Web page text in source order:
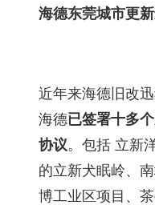
海德东莞城市更
近年来海德旧改
海德已签署十多
协议。包括 立新
的立新犬眠岭、
博工业区项目、